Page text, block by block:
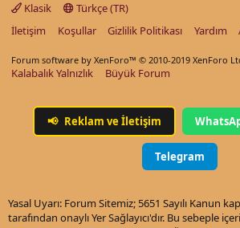
Klasik
Türkçe (TR)
İletişim
Koşullar Gizlilik Politikası Yardım
Forum software by XenForo™ © 2010-2019 XenForo
Kalabalık Yalnızlık Büyük Forum
📢 Reklam ve İletişim
Telegram
Yasal Uyarı: Forum Sitemiz; 5651 Sayılı Kanun
tarafından onaylı Yer Sağlayıcı'dır. Bu sebeple